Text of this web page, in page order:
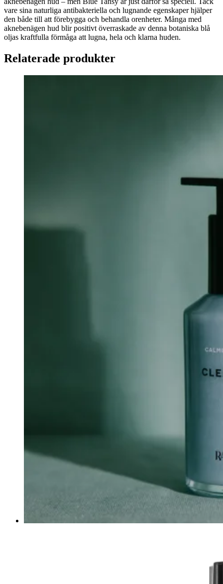
vare sina naturliga antibakteriella och lugnande egenskaper hjälper
den både till att förebygga och behandla orenheter. Många med
aknebenägen hud blir positivt överraskade av denna botaniska blå
oljas kraftfulla förmåga att lugna, hela och klarna huden.
Relaterade produkter